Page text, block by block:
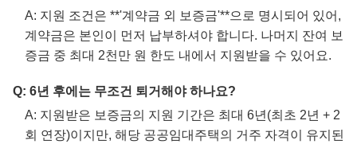
A: 지원 조건은 **'계약금 외 보증금'**으로 명시되어 있어,
계약금은 본인이 먼저 납부하셔야 합니다. 나머지 잔여 보
증금 중 최대 2천만 원 한도 내에서 지원받을 수 있어요.
Q: 6년 후에는 무조건 퇴거해야 하나요?
A: 지원받은 보증금의 지원 기간은 최대 6년(최초 2년 + 2
회 연장)이지만, 해당 공공임대주택의 거주 자격이 유지된